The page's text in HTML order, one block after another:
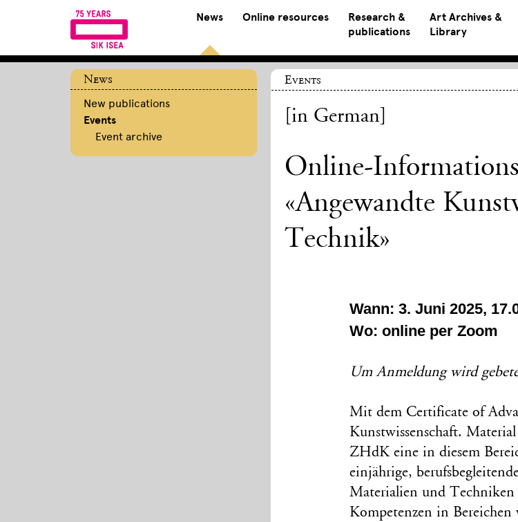
News Online resources
Research &
publications
Art Archives &
Library
News
New publications
Events
Event archive
Events
[in German]
Online-
«Angewandte
Technik»
Wann: 3. Juni 2025,
Wo: online per Zoom
Um Anmeldung wird
Mit dem Certificate of
Kunstwissenschaft.
ZHdK eine in diesem
einjährige,
Materialien und
Kompetenzen in